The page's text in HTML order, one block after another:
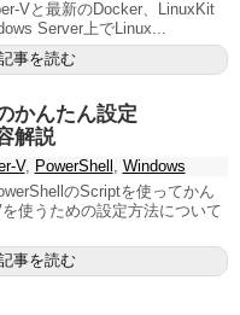
Vと最新のDocker、LinuxKit
Server上でLinux...
事を読む
かんたん設定
解説
V, PowerShell , Windows
のScriptを使ってかん
使うための設定方法について
事を読む